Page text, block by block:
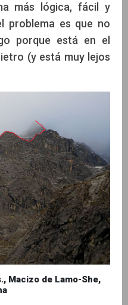
más lógica, fácil y
problema es que no
porque está en el
(y está muy lejos
Macizo de Lamo-She,